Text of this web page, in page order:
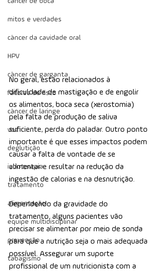
mitos e verdades
câncer da cavidade oral
HPV
câncer de garganta
fatores de risco
câncer de laringe
voz
deglutição
iodoterapia
tratamento
alimentação
equipe multidisciplinar
prevenção
tabagismo
No geral, estão relacionados à
dificuldade de mastigação e de engolir
os alimentos, boca seca (xerostomia)
pela falta de produção de saliva
suficiente, perda do paladar. Outro ponto
importante é que esses impactos podem
causar a falta de vontade de se
alimentar e resultar na redução da
ingestão de calorias e na desnutrição.
Dependendo da gravidade do
tratamento, alguns pacientes vão
precisar se alimentar por meio de sonda
para que a nutrição seja o mais adequada
possível. Assegurar um suporte
profissional de um nutricionista com a